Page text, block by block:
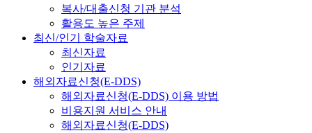
복사/대출신청 기관 분석
활용도 높은 주제
최신/인기 학술자료
최신자료
인기자료
해외자료신청(E-DDS)
해외자료신청(E-DDS) 이용 방법
비용지원 서비스 안내
해외자료신청(E-DDS)